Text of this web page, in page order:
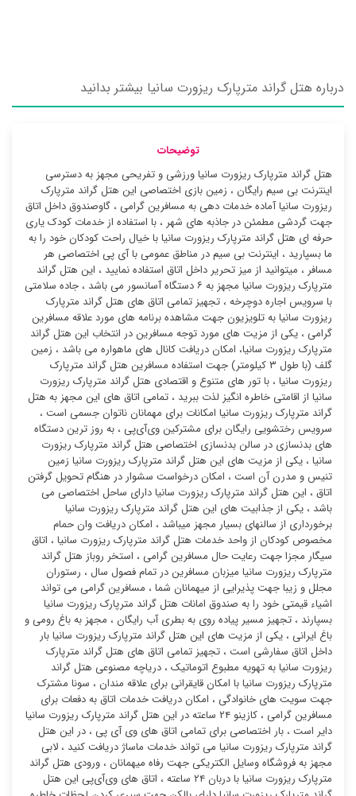
درباره هتل گراند مترپارک ریزورت سانیا بیشتر بدانید
توضیحات
هتل گراند مترپارک ریزورت سانیا ورزشی و تفریحی مجهز به دسترسی
اینترنت بی سیم رایگان ، زمین بازی اختصاصی این هتل گراند مترپارک
ریزورت سانیا آماده خدمات دهی به مسافرین گرامی ، گاوصندوق داخل اتاق
جهت گردشی مطمئن در جاذبه های شهر ، با استفاده از خدمات کودک یاری
حرفه ای هتل گراند مترپارک ریزورت سانیا با خیال راحت کودکان خود را به
ما بسپارید ، اینترنت بی سیم در مناطق عمومی با آی پی اختصاصی هر
مسافر ، میتوانید از میز تحریر داخل اتاق استفاده نمایید ، این هتل گراند
مترپارک ریزورت سانیا مجهز به ۶ دستگاه آسانسور می باشد ، جاده سلامتی
با سرویس اجاره دوچرخه ، تجهیز تمامی اتاق های هتل گراند مترپارک
ریزورت سانیا به تلویزیون جهت مشاهده برنامه های مورد علاقه مسافرین
گرامی ، یکی از مزیت های مورد توجه مسافرین در انتخاب این هتل گراند
مترپارک ریزورت سانیا، امکان دریافت کانال های ماهواره می باشد ، زمین
گلف (با طول ۳ کیلومتر) جهت استفاده مسافرین هتل گراند مترپارک
ریزورت سانیا ، با تور های متنوع و اقتصادی هتل گراند مترپارک ریزورت
سانیا از اقامتی خاطره انگیز لذت ببرید ، تمامی اتاق های این مجهز به هتل
گراند مترپارک ریزورت سانیا امکانات برای مهمانان ناتوان جسمی است ،
سرویس رختشویی رایگان برای مشترکین وی‌آی‌پی ، به روز ترین دستگاه
های بدنسازی در سالن بدنسازی اختصاصی هتل گراند مترپارک ریزورت
سانیا ، یکی از مزیت های این هتل گراند مترپارک ریزورت سانیا زمین
تنیس و مدرن آن است ، امکان درخواست سشوار در هنگام تحویل گرفتن
اتاق ، این هتل گراند مترپارک ریزورت سانیا دارای ساحل اختصاصی می
باشد ، یکی از جذابیت های این هتل گراند مترپارک ریزورت سانیا
برخورداری از سالنهای بسیار مجهز میباشد ، امکان دریافت وان حمام
مخصوص کودکان از واحد خدمات هتل گراند مترپارک ریزورت سانیا ، اتاق
سیگار مجزا جهت رعایت حال مسافرین گرامی ، استخر روباز هتل گراند
مترپارک ریزورت سانیا میزبان مسافرین در تمام فصول سال ، رستوران
مجلل و زیبا جهت پذیرایی از میهمانان شما ، مسافرین گرامی می تواند
اشیاء قیمتی خود را به صندوق امانات هتل گراند مترپارک ریزورت سانیا
بسپارند ، تجهیز مسیر پیاده روی به بطری آب رایگان ، مجهز به باغ رومی و
باغ ایرانی ، یکی از مزیت های این هتل گراند مترپارک ریزورت سانیا بار
داخل اتاق سفارشی است ، تجهیز تمامی اتاق های هتل گراند مترپارک
ریزورت سانیا به تهویه مطبوع اتوماتیک ، دریاچه مصنوعی هتل گراند
مترپارک ریزورت سانیا با امکان قایقرانی برای علاقه مندان ، سونا مشترک
جهت سویت های خانوادگی ، امکان دریافت خدمات اتاق به دفعات برای
مسافرین گرامی ، کازینو ۲۴ ساعته در این هتل گراند مترپارک ریزورت سانیا
دایر است ، بار اختصاصی برای تمامی اتاق های وی آی پی ، در این هتل
گراند مترپارک ریزورت سانیا می تواند خدمات ماساژ دریافت کنید ، لابی
مجهز به فروشگاه وسایل الکتریکی جهت رفاه میهمانان ، ورودی هتل گراند
مترپارک ریزورت سانیا با دربان ۲۴ ساعته ، اتاق های وی‌آی‌پی این هتل